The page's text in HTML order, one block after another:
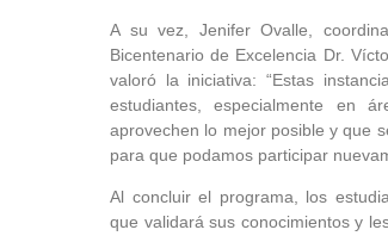
A su vez, Jenifer Ovalle,
Bicentenario de Excelencia Dr.
valoró la iniciativa: “Estas
estudiantes, especialmente en
aprovechen lo mejor posible y que
para que podamos participar
Al concluir el programa, los
que validará sus conocimientos y